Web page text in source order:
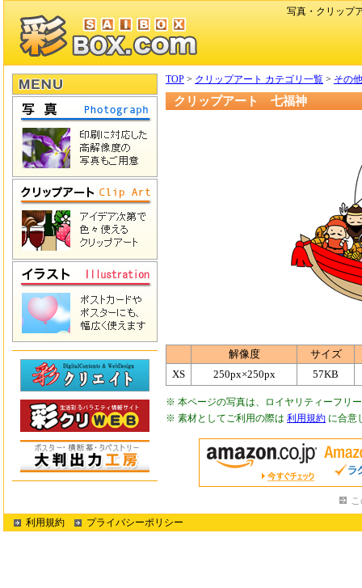
写真・クリップ
TOP > クリップアート カテゴリ一覧 > その他
クリップアート 七福神
解像度
サイズ
XS
250px×250px 57KB
※ 本ページの写真は、ロイヤリティーフリ
※ 素材としてご利用の際は 利用規約 に合意
利用規約
プライバシーポリシー